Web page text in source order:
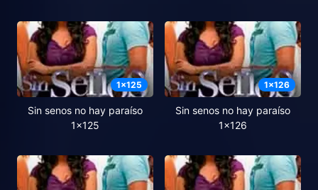
1x125
Sin senos no hay paraíso
1x125
1x126
Sin senos no hay paraíso
1x126